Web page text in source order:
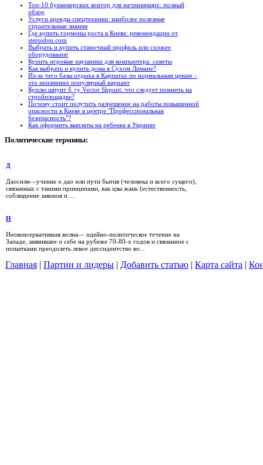
Топ-10 букмекерских контор для начинающих: полный
обзор
Услуги аренды спецтехники: наиболее полезные
строительные знания
Где купить гормоны роста в Киеве: рекомендации от
steroidon.com
Выбрать и купить станочный профиль или схожее
оборудование
Купить игровые наушники для компьютера: советы
Как выбрать и купить дома в Сухом Лимане?
Из-за чего базы отдыха в Карпатах по нормальным ценам –
это неизменно популярный вариант
Куплю шпунт б +у Vector Shpunt: что следует помнить на
стройплощадке?
Почему стоит получить разрешение на работы повышенной
опасности в Киеве в центре "Профессиональная
безопасность"?
Как оформить выплаты на ребенка в Украине
Политические термины:
Д
Даосизм—учение о дао или пути бытия (человека и всего сущего),
связанных с такими принципами, как цзы жань (естественность,
соблюдение законов и ...
Н
Неоконсервативная волна— идейно-политическое течение на
Западе, заявившее о себе на рубеже 70-80-х годов и связанное с
попытками преодолеть левое диссидентство во...
Главная | Партии и лидеры | Добавить статью | Карта сайта |